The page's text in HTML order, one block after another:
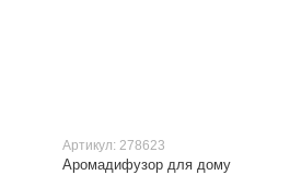
Артикул: 278623
Аромадифузор для дому